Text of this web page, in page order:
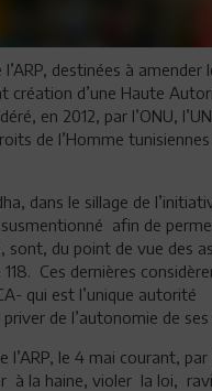
destinées à amender
création d’une Haute
en 2012, par l’ONU,
de l’Homme
dans le sillage de
susmentionné afin de
sont, du point de vue des
Ces dernières
qui est l’unique autorité
de l’autonomie de ses
le 4 mai courant, par
à la haine, violer la loi,